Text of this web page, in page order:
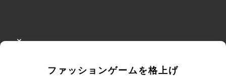
メールを送信することにより、当社のニュースレターに登録。いつで
ファッションゲームを格上げ